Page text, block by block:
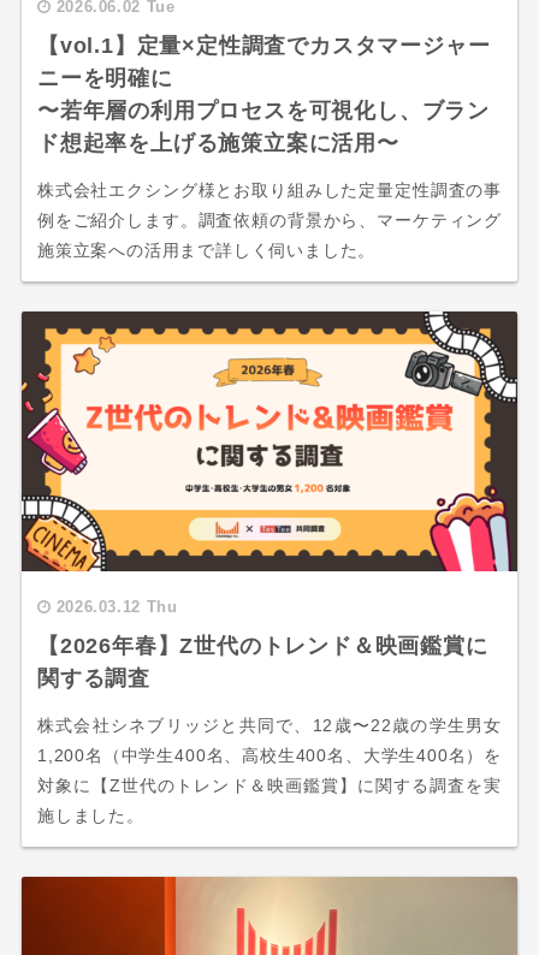
2026.06.02 Tue
【vol.1】定量×定性調査でカスタマージャー
ニーを明確に
〜若年層の利用プロセスを可視化し、ブラン
ド想起率を上げる施策立案に活用〜
株式会社エクシング様とお取り組みした定量定性調査の事
例をご紹介します。調査依頼の背景から、マーケティング
施策立案への活用まで詳しく伺いました。
2026.03.12 Thu
【2026年春】Z世代のトレンド＆映画鑑賞に
関する調査
株式会社シネブリッジと共同で、12歳〜22歳の学生男女
1,200名（中学生400名、高校生400名、大学生400名）を
対象に【Z世代のトレンド＆映画鑑賞】に関する調査を実
施しました。